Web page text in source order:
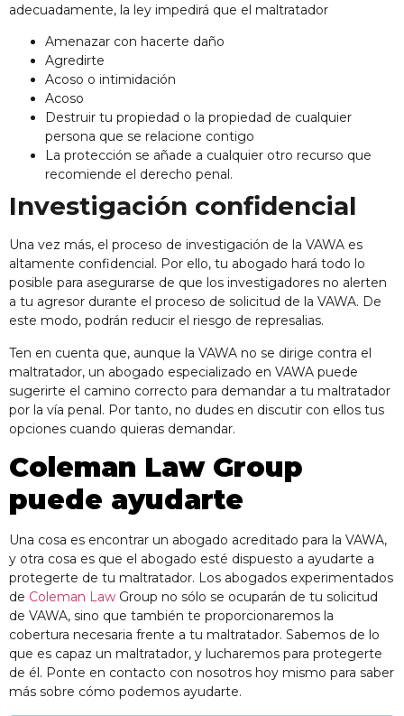
adecuadamente, la ley impedirá que el maltratador
Amenazar con hacerte daño
Agredirte
Acoso o intimidación
Acoso
Destruir tu propiedad o la propiedad de cualquier
persona que se relacione contigo
La protección se añade a cualquier otro recurso que
recomiende el derecho penal.
Investigación confidencial
Una vez más, el proceso de investigación de la VAWA es
altamente confidencial. Por ello, tu abogado hará todo lo
posible para asegurarse de que los investigadores no alerten
a tu agresor durante el proceso de solicitud de la VAWA. De
este modo, podrán reducir el riesgo de represalias.
Ten en cuenta que, aunque la VAWA no se dirige contra el
maltratador, un abogado especializado en VAWA puede
sugerirte el camino correcto para demandar a tu maltratador
por la vía penal. Por tanto, no dudes en discutir con ellos tus
opciones cuando quieras demandar.
Coleman Law Group
puede ayudarte
Una cosa es encontrar un abogado acreditado para la VAWA,
y otra cosa es que el abogado esté dispuesto a ayudarte a
protegerte de tu maltratador. Los abogados experimentados
de Coleman Law Group no sólo se ocuparán de tu solicitud
de VAWA, sino que también te proporcionaremos la
cobertura necesaria frente a tu maltratador. Sabemos de lo
que es capaz un maltratador, y lucharemos para protegerte
de él. Ponte en contacto con nosotros hoy mismo para saber
más sobre cómo podemos ayudarte.